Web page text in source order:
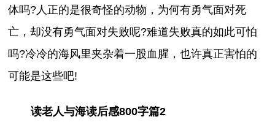
体吗?人正的是很奇怪的动物，为何有勇气面对死
亡，却没有勇气面对失败呢?难道失败真的如此可怕
吗?冷冷的海风里夹杂着一股血腥，也许真正害怕的
可能是这些吧!
读老人与海读后感800字篇2